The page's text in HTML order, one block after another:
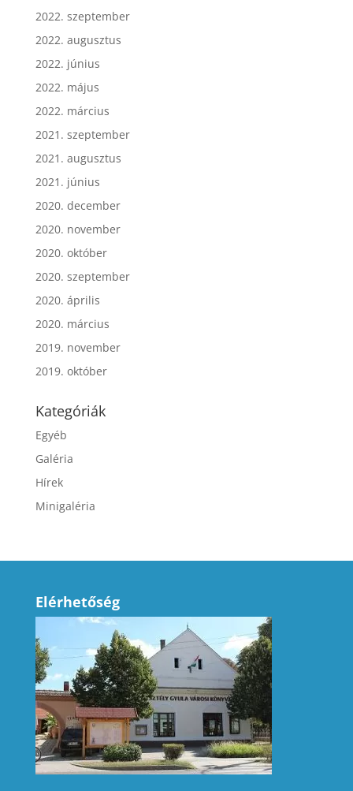
2022. szeptember
2022. augusztus
2022. június
2022. május
2022. március
2021. szeptember
2021. augusztus
2021. június
2020. december
2020. november
2020. október
2020. szeptember
2020. április
2020. március
2019. november
2019. október
Kategóriák
Egyéb
Galéria
Hírek
Minigaléria
Elérhetőség